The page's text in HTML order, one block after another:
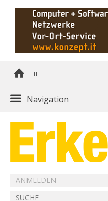
IT
Navigation
ANMELDEN